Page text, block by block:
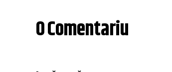
0 Comentariu